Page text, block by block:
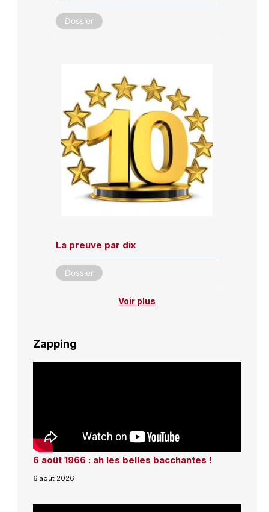
Dossier
La preuve par dix
Dossier
Voir plus
Zapping
6 août 1966 : ah les belles bacchantes !
6 août 2026